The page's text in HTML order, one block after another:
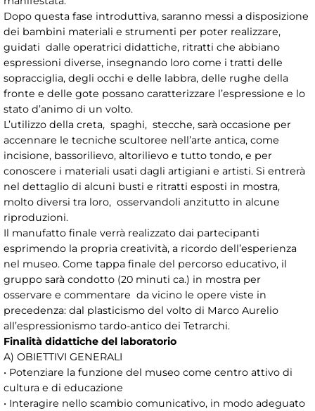
Dopo questa fase introduttiva, saranno messi a disposizione
dei bambini materiali e strumenti per poter realizzare,
guidati dalle operatrici didattiche, ritratti che abbiano
espressioni diverse, insegnando loro come i tratti delle
sopracciglia, degli occhi e delle labbra, delle rughe della
fronte e delle gote possano caratterizzare l’espressione e lo
stato d’animo di un volto.
L’utilizzo della creta, spaghi, stecche, sarà occasione per
accennare le tecniche scultoree nell’arte antica, come
incisione, bassorilievo, altorilievo e tutto tondo, e per
conoscere i materiali usati dagli artigiani e artisti. Si entrerà
nel dettaglio di alcuni busti e ritratti esposti in mostra,
molto diversi tra loro, osservandoli anzitutto in alcune
riproduzioni.
Il manufatto finale verrà realizzato dai partecipanti
esprimendo la propria creatività, a ricordo dell’esperienza
nel museo. Come tappa finale del percorso educativo, il
gruppo sarà condotto (20 minuti ca.) in mostra per
osservare e commentare da vicino le opere viste in
precedenza: dal plasticismo del volto di Marco Aurelio
all’espressionismo tardo-antico dei Tetrarchi.
Finalità didattiche del laboratorio
A) OBIETTIVI GENERALI
• Potenziare la funzione del museo come centro attivo di
cultura e di educazione
• Interagire nello scambio comunicativo, in modo adeguato